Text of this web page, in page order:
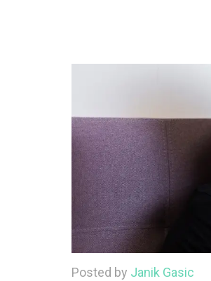
Posted by Janik Gasic